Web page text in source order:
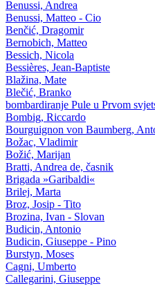
Benussi, Andrea
Benussi, Matteo - Cio
Benčić, Dragomir
Bernobich, Matteo
Bessich, Nicola
Bessières, Jean-Baptiste
Blažina, Mate
Blečić, Branko
bombardiranje Pule u Prvom
Bombig, Riccardo
Bourguignon von Baumberg,
Božac, Vladimir
Božić, Marijan
Bratti, Andrea de, časnik
Brigada »Garibaldi«
Brilej, Marta
Broz, Josip - Tito
Brozina, Ivan - Slovan
Budicin, Antonio
Budicin, Giuseppe - Pino
Burstyn, Moses
Cagni, Umberto
Callegarini, Giuseppe